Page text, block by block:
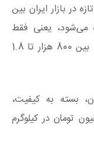
تازه در بازار ایران بین
می‌شود، یعنی فقط
هزینه مواد اولیه برای یک کیلوگرم چیپس، بین 800 هزار تا 1.8
بسته به کیفیت،
و کانال فروش، بین 3 تا 8 میلیون تومان در کیلوگرم